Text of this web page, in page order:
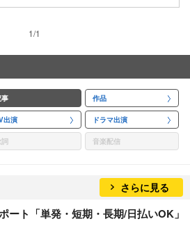
1/1
作品
出演 ドラマ出演
音楽配信
さらに見る
ート「単発・短期・長期/日払いOK」